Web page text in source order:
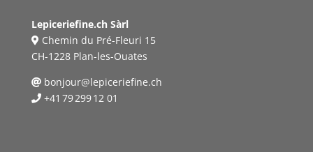
Lepiceriefine.ch Sàrl
Chemin du Pré-Fleuri 15
CH-1228 Plan-les-Ouates
bonjour@lepiceriefine.ch
+41 79 299 12 01